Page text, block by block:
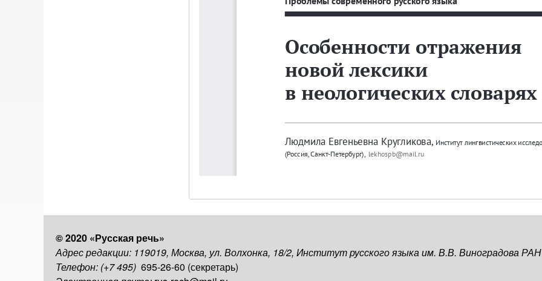
© 2020 «Русская речь»
Адрес редакции: 119019, Москва, ул. Волхонка, 18/2, Институт русского языка им. В.В. Виноградова РАН
Телефон: (+7 495) 695-26-60 (секретарь)